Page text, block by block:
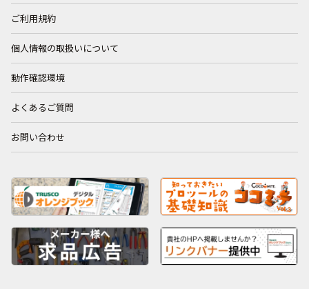
ご利用規約
個人情報の取扱いについて
動作確認環境
よくあるご質問
お問い合わせ